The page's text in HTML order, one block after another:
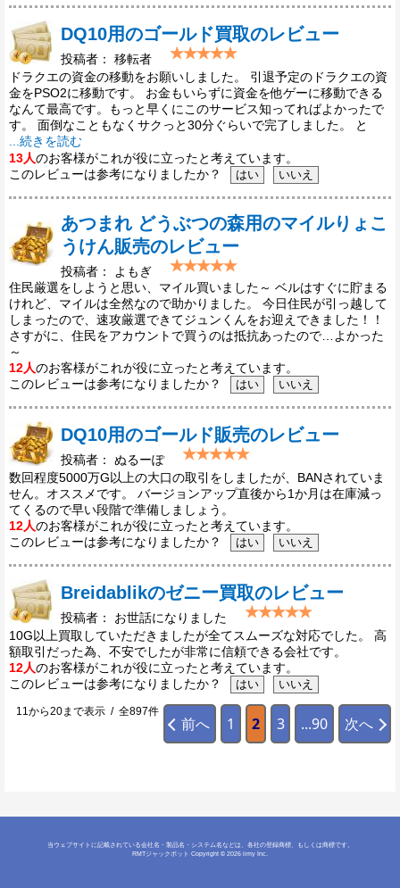
DQ10用のゴールド買取のレビュー
投稿者： 移転者
ドラクエの資金の移動をお願いしました。 引退予定のドラクエの資
金をPSO2に移動です。 お金もいらずに資金を他ゲーに移動できる
なんて最高です。もっと早くにこのサービス知ってればよかったで
す。 面倒なこともなくサクっと30分ぐらいで完了しました。 と
...続きを読む
13人のお客様がこれが役に立ったと考えています。
このレビューは参考になりましたか？
あつまれ どうぶつの森用のマイルりょこ
うけん販売のレビュー
投稿者： よもぎ
住民厳選をしようと思い、マイル買いました～ ベルはすぐに貯まる
けれど、マイルは全然なので助かりました。 今日住民が引っ越して
しまったので、速攻厳選できてジュンくんをお迎えできました！！
さすがに、住民をアカウントで買うのは抵抗あったので…よかった
～
12人のお客様がこれが役に立ったと考えています。
このレビューは参考になりましたか？
DQ10用のゴールド販売のレビュー
投稿者： ぬるーぽ
数回程度5000万G以上の大口の取引をしましたが、BANされていま
せん。オススメです。 バージョンアップ直後から1か月は在庫減っ
てくるので早い段階で準備しましょう。
12人のお客様がこれが役に立ったと考えています。
このレビューは参考になりましたか？
Breidablikのゼニー買取のレビュー
投稿者： お世話になりました
10G以上買取していただきましたが全てスムーズな対応でした。 高
額取引だった為、不安でしたが非常に信頼できる会社です。
12人のお客様がこれが役に立ったと考えています。
このレビューは参考になりましたか？
11から20まで表示 / 全897件
前へ 1 2 3 ...90 次へ
当ウェブサイトに記載されている会社名・製品名・システム名などは、各社の登録商標、もしくは商標です。
RMTジャックポット Copyright © 2026 iimy Inc.